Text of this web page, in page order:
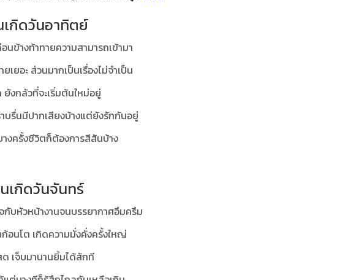
กิดวันอาทิตย์
นข้างท้าทายความสามารถเข้ามา
ยเยอะ ส่วนมากเป็นเรื่องไม่จำเป็น
ยังกลัวที่จะเริ่มต้นใหม่อยู่
บรื่นมีปากเสียงบ้างแต่ยังรักกันอยู่
งครั้งชีวิตก็ต้องการสีสันบ้าง
เกิดวันจันทร์
กับหัวหน้างานจนบรรยากาศอึมครึม
ก้อนโต เกิดความมั่งคั่งครั้งใหญ่
ด เจ็บมานานยิ้มได้สักที